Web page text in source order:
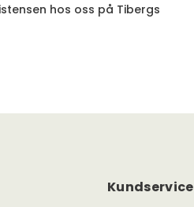
hos oss på Tibergs
Kundservice